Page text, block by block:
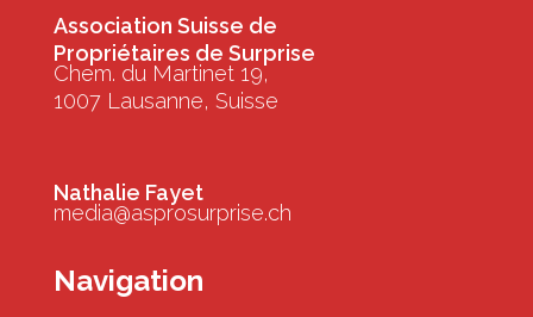
Association Suisse de
Propriétaires de Surprise
Chem. du Martinet 19,
1007 Lausanne, Suisse
Nathalie Fayet
media@asprosurprise.ch
Navigation